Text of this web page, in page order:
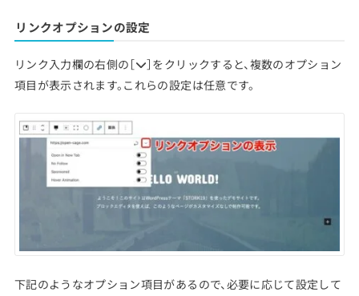
リンクオプションの設定
リンク入力欄の右側の［
］をクリックすると、複数のオプション
項目が表示されます。これらの設定は任意です。
下記のようなオプション項目があるので、必要に応じて設定して